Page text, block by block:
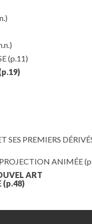
(p.11)
SES PREMIERS
PROJECTION ANIMÉE
ART
(p.48)